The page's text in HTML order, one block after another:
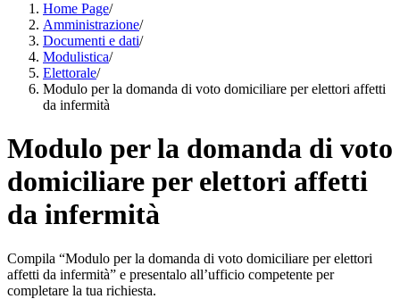
Home Page/
Amministrazione/
Documenti e dati/
Modulistica/
Elettorale/
Modulo per la domanda di voto domiciliare per elettori affetti
da infermità
Modulo per la domanda di voto
domiciliare per elettori affetti
da infermità
Compila “Modulo per la domanda di voto domiciliare per elettori
affetti da infermità” e presentalo all’ufficio competente per
completare la tua richiesta.